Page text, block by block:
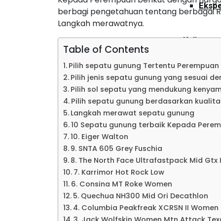
berbagi pengetahuan tentang berbagai
Langkah merawatnya.
Table of Contents
Pilih sepatu gunung Tertentu Perempuan
Pilih jenis sepatu gunung yang sesuai
Pilih sol sepatu yang mendukung
Pilih sepatu gunung berdasarkan
Langkah merawat sepatu gunung
10 Sepatu gunung terbaik Kepada
10. Eiger Walton
9. SNTA 605 Grey Fuschia
8. The North Face Ultrafastpack Mid Gtx
7. Karrimor Hot Rock Low
6. Consina MT Roke Women
5. Quechua NH300 Mid Ori Decathlon
4. Columbia Peakfreak XCRSN II Women